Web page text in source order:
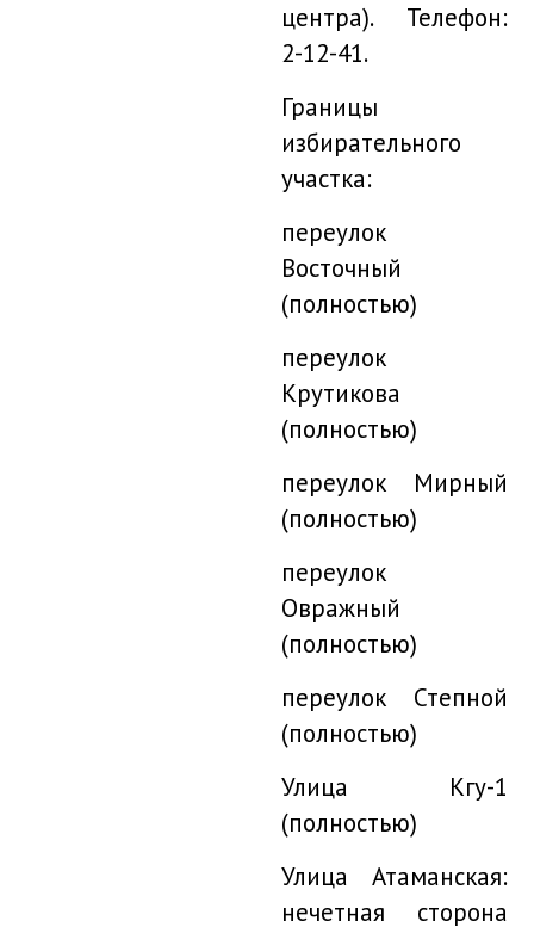
центра). Телефон:
2-12-41.
Границы
избирательного
участка:
переулок
Восточный
(полностью)
переулок
Крутикова
(полностью)
переулок Мирный
(полностью)
переулок
Овражный
(полностью)
переулок Степной
(полностью)
Улица Кгу-1
(полностью)
Улица Атаманская:
нечетная сторона